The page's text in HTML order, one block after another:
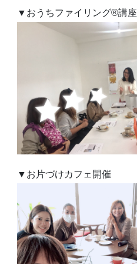
▼おうちファイリング®︎講座
▼お片づけカフェ開催